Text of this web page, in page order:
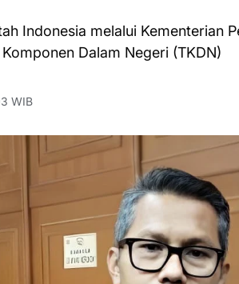
Indonesia melalui Kementerian
Dalam Negeri (TKDN)
WIB